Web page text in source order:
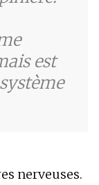
est
nerveuses.